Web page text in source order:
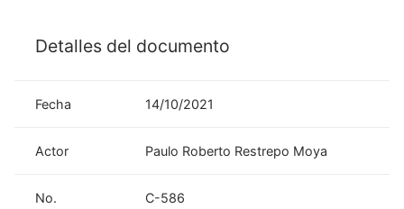
Detalles del documento
Fecha 14/10/2021
Actor Paulo Roberto Restrepo Moya
No.
C-586